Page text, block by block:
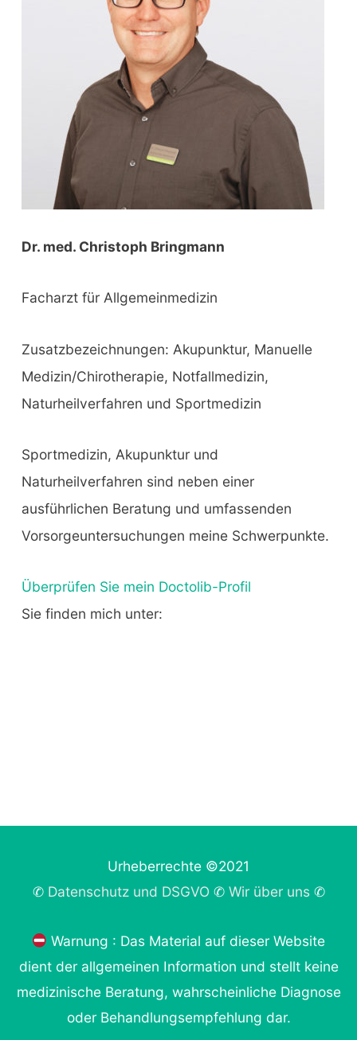
Dr. med. Christoph Bringmann
Facharzt für Allgemeinmedizin
Zusatzbezeichnungen: Akupunktur, Manuelle
Medizin/Chirotherapie, Notfallmedizin,
Naturheilverfahren und Sportmedizin
Sportmedizin, Akupunktur und
Naturheilverfahren sind neben einer
ausführlichen Beratung und umfassenden
Vorsorgeuntersuchungen meine Schwerpunkte.
Überprüfen Sie mein Doctolib-Profil
Sie finden mich unter:
Urheberrechte ©2021
✆ Datenschutz und DSGVO ✆ Wir über uns✆
Warnung : Das Material auf dieser Website
dient der allgemeinen Information und stellt keine
medizinische Beratung, wahrscheinliche Diagnose
oder Behandlungsempfehlung dar.